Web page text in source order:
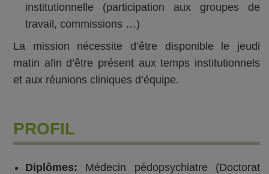
institutionnelle (participation aux groupes de
travail, commissions …)
La mission nécessite d’être disponible le jeudi
matin afin d’être présent aux temps institutionnels
et aux réunions cliniques d’équipe.
PROFIL
Diplômes: Médecin pédopsychiatre (Doctorat